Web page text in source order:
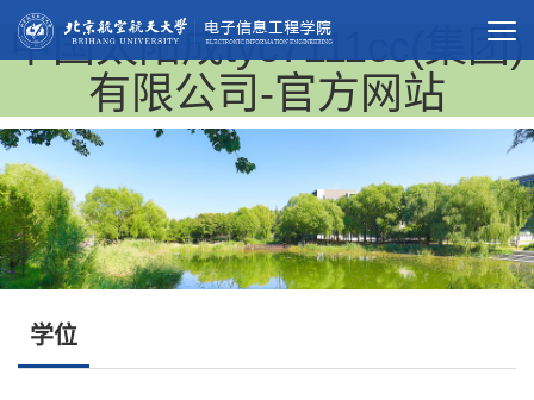
中国太阳成tyc7111cc(集团)
有限公司-官方网站
学位